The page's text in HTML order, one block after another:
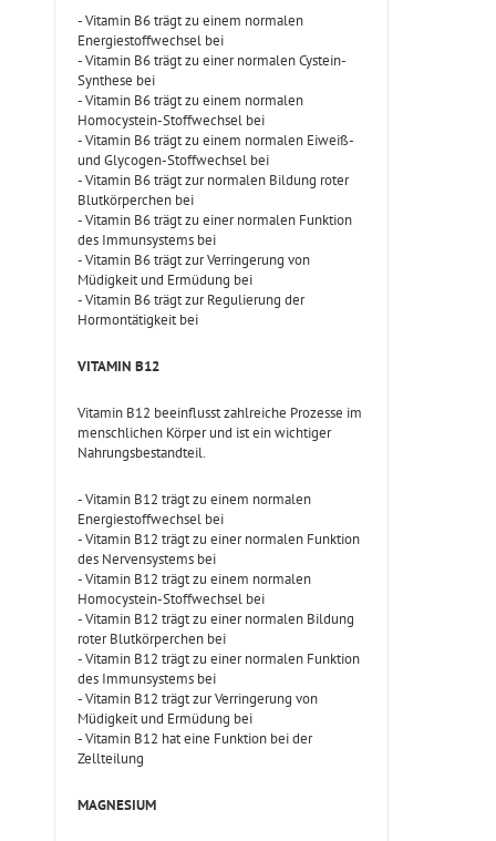
- Vitamin B6 trägt zu einem normalen
Energiestoffwechsel bei
- Vitamin B6 trägt zu einer normalen Cystein-
Synthese bei
- Vitamin B6 trägt zu einem normalen
Homocystein-Stoffwechsel bei
- Vitamin B6 trägt zu einem normalen Eiweiß-
und Glycogen-Stoffwechsel bei
- Vitamin B6 trägt zur normalen Bildung roter
Blutkörperchen bei
- Vitamin B6 trägt zu einer normalen Funktion
des Immunsystems bei
- Vitamin B6 trägt zur Verringerung von
Müdigkeit und Ermüdung bei
- Vitamin B6 trägt zur Regulierung der
Hormontätigkeit bei
VITAMIN B12
Vitamin B12 beeinflusst zahlreiche Prozesse im
menschlichen Körper und ist ein wichtiger
Nahrungsbestandteil.
- Vitamin B12 trägt zu einem normalen
Energiestoffwechsel bei
- Vitamin B12 trägt zu einer normalen Funktion
des Nervensystems bei
- Vitamin B12 trägt zu einem normalen
Homocystein-Stoffwechsel bei
- Vitamin B12 trägt zu einer normalen Bildung
roter Blutkörperchen bei
- Vitamin B12 trägt zu einer normalen Funktion
des Immunsystems bei
- Vitamin B12 trägt zur Verringerung von
Müdigkeit und Ermüdung bei
- Vitamin B12 hat eine Funktion bei der
Zellteilung
MAGNESIUM